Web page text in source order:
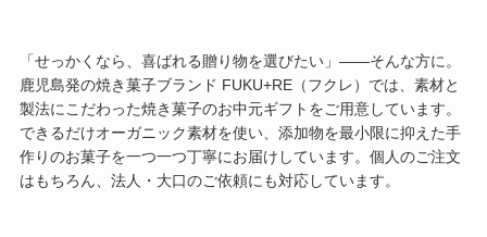
「せっかくなら、喜ばれる贈り物を選びたい」——そんな方に。
鹿児島発の焼き菓子ブランド FUKU+RE（フクレ）では、素材と
製法にこだわった焼き菓子のお中元ギフトをご用意しています。
できるだけオーガニック素材を使い、添加物を最小限に抑えた手
作りのお菓子を一つ一つ丁寧にお届けしています。個人のご注文
はもちろん、法人・大口のご依頼にも対応しています。